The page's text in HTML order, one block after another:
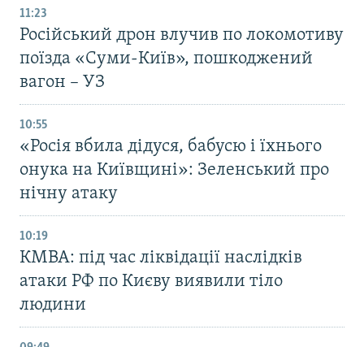
11:23
Російський дрон влучив по локомотиву
поїзда «Суми-Київ», пошкоджений
вагон – УЗ
10:55
«Росія вбила дідуся, бабусю і їхнього
онука на Київщині»: Зеленський про
нічну атаку
10:19
КМВА: під час ліквідації наслідків
атаки РФ по Києву виявили тіло
людини